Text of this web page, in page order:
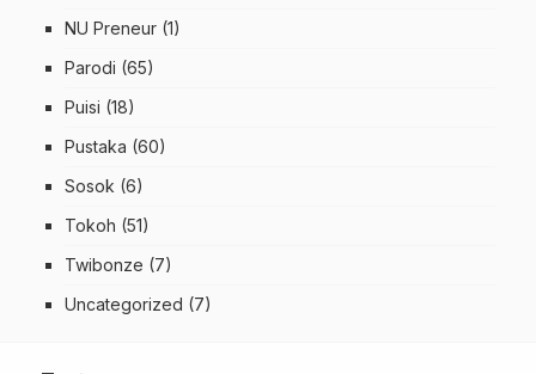
NU Preneur (1)
Parodi (65)
Puisi (18)
Pustaka (60)
Sosok (6)
Tokoh (51)
Twibonze (7)
Uncategorized (7)